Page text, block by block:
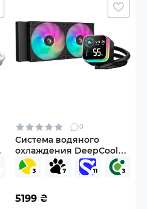
0
Система водяного
охлаждения DeepCool
LQ240 Black (R-LQ240-
BKLSMW-G-1)
5199 ₴